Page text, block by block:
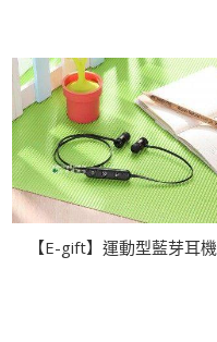
【E-gift】運動型藍芽耳機